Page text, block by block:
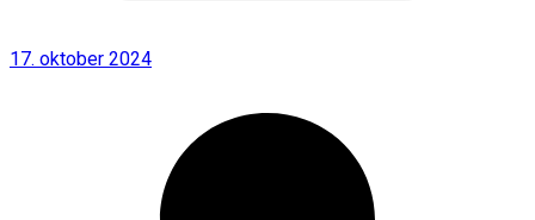
17. oktober 2024